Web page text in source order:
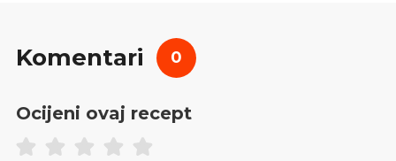
Komentari 0
Ocijeni ovaj recept